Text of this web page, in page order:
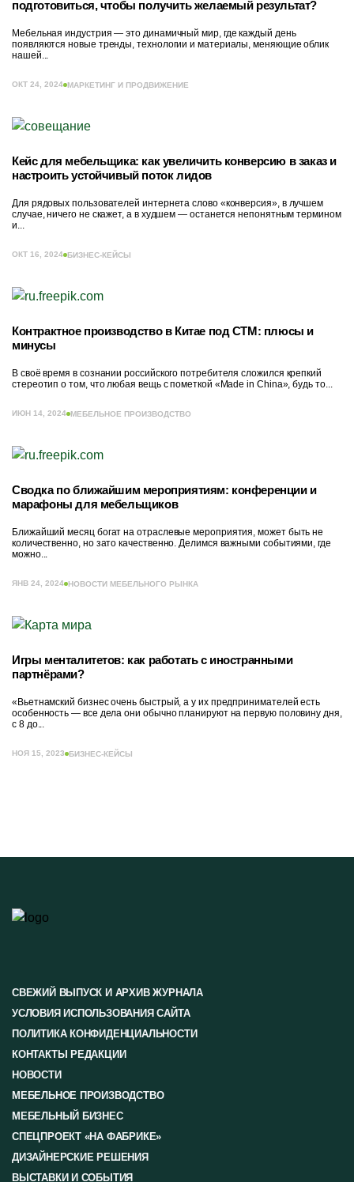
подготовиться, чтобы получить желаемый результат?
Мебельная индустрия — это динамичный мир, где каждый день
появляются новые тренды, технологии и материалы, меняющие облик
нашей...
ОКТ 24, 2024 МАРКЕТИНГ И ПРОДВИЖЕНИЕ
Кейс для мебельщика: как увеличить конверсию в заказ и
настроить устойчивый поток лидов
Для рядовых пользователей интернета слово «конверсия», в лучшем
случае, ничего не скажет, а в худшем — останется непонятным термином
и...
ОКТ 16, 2024 БИЗНЕС-КЕЙСЫ
Контрактное производство в Китае под СТМ: плюсы и
минусы
В своё время в сознании российского потребителя сложился крепкий
стереотип о том, что любая вещь с пометкой «Made in China», будь то...
ИЮН 14, 2024 МЕБЕЛЬНОЕ ПРОИЗВОДСТВО
Сводка по ближайшим мероприятиям: конференции и
марафоны для мебельщиков
Ближайший месяц богат на отраслевые мероприятия, может быть не
количественно, но зато качественно. Делимся важными событиями, где
можно...
ЯНВ 24, 2024 НОВОСТИ МЕБЕЛЬНОГО РЫНКА
Игры менталитетов: как работать с иностранными
партнёрами?
«Вьетнамский бизнес очень быстрый, а у их предпринимателей есть
особенность — все дела они обычно планируют на первую половину дня,
с 8 до...
НОЯ 15, 2023 БИЗНЕС-КЕЙСЫ
СВЕЖИЙ ВЫПУСК И АРХИВ ЖУРНАЛА
УСЛОВИЯ ИСПОЛЬЗОВАНИЯ САЙТА
ПОЛИТИКА КОНФИДЕНЦИАЛЬНОСТИ
КОНТАКТЫ РЕДАКЦИИ
НОВОСТИ
МЕБЕЛЬНОЕ ПРОИЗВОДСТВО
МЕБЕЛЬНЫЙ БИЗНЕС
СПЕЦПРОЕКТ «НА ФАБРИКЕ»
ДИЗАЙНЕРСКИЕ РЕШЕНИЯ
ВЫСТАВКИ И СОБЫТИЯ